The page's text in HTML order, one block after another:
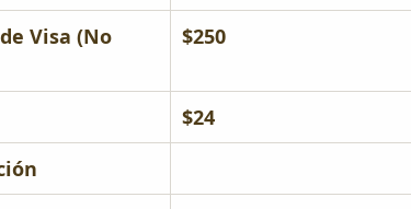
Visa (No
$250
$24